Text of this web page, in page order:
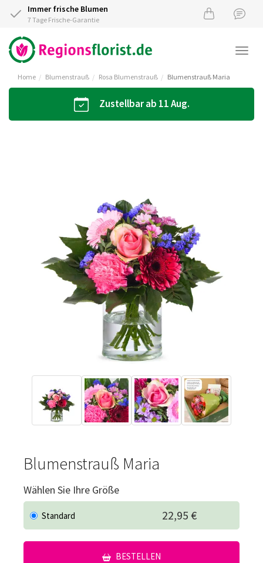
Immer frische Blumen
7 Tage Frische-Garantie
Home Blumenstrauß Rosa Blumenstrauß Blumenstrauß Maria
Zustellbar ab 11 Aug.
Blumenstrauß Maria
Wählen Sie Ihre Größe
Standard 22,95 €
BESTELLEN